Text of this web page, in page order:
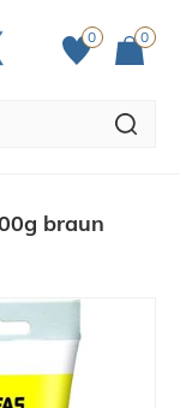
0 0
braun